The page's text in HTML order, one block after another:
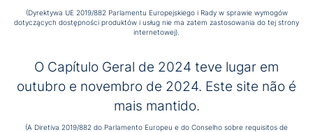
(Dyrektywa UE 2019/882 Parlamentu Europejskiego i Rady w sprawie wymogów
dotyczących dostępności produktów i usług nie ma zatem zastosowania do tej strony
internetowej).
O Capítulo Geral de 2024 teve lugar em
outubro e novembro de 2024. Este site não é
mais mantido.
(A Diretiva 2019/882 do Parlamento Europeu e do Conselho sobre requisitos de